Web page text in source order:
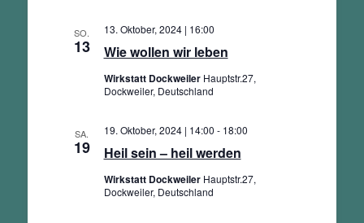
SO.
13 Wie wollen wir leben
13. Oktober, 2024 | 16:00
Wirkstatt Dockweiler Hauptstr.27,
Dockweiler, Deutschland
SA.
19 Heil sein – heil werden
19. Oktober, 2024 | 14:00 - 18:00
Wirkstatt Dockweiler Hauptstr.27,
Dockweiler, Deutschland